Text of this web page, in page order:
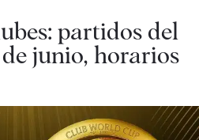
partidos del
junio, horarios